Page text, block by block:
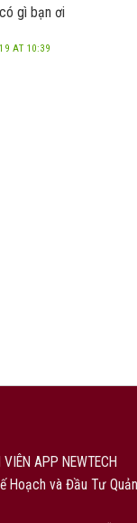
gì bạn ơi
AT 10:39
APP NEWTECH
Hoạch và Đầu Tư